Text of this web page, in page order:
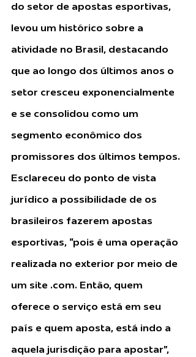
do setor de apostas esportivas,
levou um histórico sobre a
atividade no Brasil, destacando
que ao longo dos últimos anos o
setor cresceu exponencialmente
e se consolidou como um
segmento econômico dos
promissores dos últimos tempos.
Esclareceu do ponto de vista
jurídico a possibilidade de os
brasileiros fazerem apostas
esportivas, “pois é uma operação
realizada no exterior por meio de
um site .com. Então, quem
oferece o serviço está em seu
país e quem aposta, está indo a
aquela jurisdição para apostar”,